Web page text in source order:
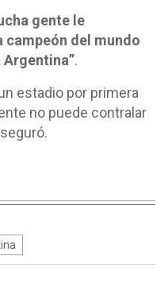
gente le
campeón del mundo
.
estadio por primera
no puede contralar